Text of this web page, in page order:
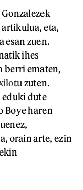
eta,
esan zuen.
ihes
berri ematen,
zuten.
dute
Boye haren
orain arte, ezin